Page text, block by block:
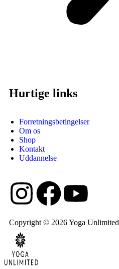
Hurtige links
Forretningsbetingelser
Om os
Shop
Kontakt
Uddannelse
Copyright © 2026 Yoga Unlimited